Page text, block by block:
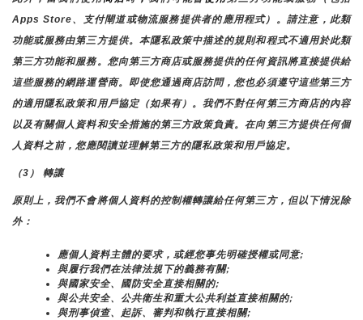
Apps Store、支付閘道或物流服務提供者的應用程式）。請注意，此類
功能或服務由第三方提供。本隱私政策中描述的規則和程式不適用於此類
第三方功能和服務。您向第三方商店或服務提供的任何資訊將直接提供給
這些服務的網路運營商。即使您通過商店訪問，您也必須遵守這些第三方
的適用隱私政策和用戶協定（如果有）。我們不對任何第三方商店的內容
以及有關個人資料和安全措施的第三方政策負責。在向第三方提供任何個
人資料之前，您應閱讀並理解第三方的隱私政策和用戶協定。
（3） 轉讓
原則上，我們不會將個人資料的控制權轉讓給任何第三方，但以下情況除
外：
應個人資料主體的要求，或經您事先明確授權或同意;
與履行我們在法律法規下的義務有關;
與國家安全、國防安全直接相關的;
與公共安全、公共衛生和重大公共利益直接相關的;
與刑事偵查、起訴、審判和執行直接相關;